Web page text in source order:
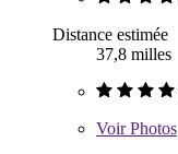
Distance estimée
37,8 milles
VoirPhotos